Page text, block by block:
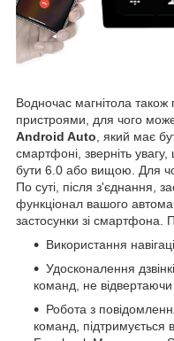
Водночас магнітола також
пристроями, для чого
Android Auto, який має
смартфоні, зверніть
бути 6.0 або вищою. Для
По суті, після з'єднання,
функціонал вашого
застосунки зі смартфона.
Використання
Удосконалення
команд, не відвертаючи
Робота з
команд, підтримується